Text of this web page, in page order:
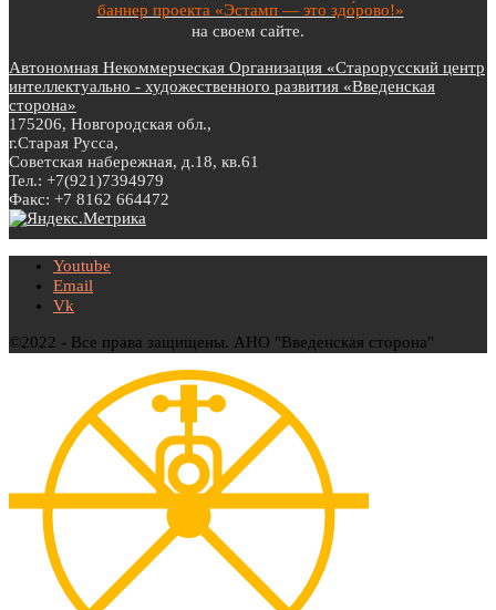
баннер проекта «Эстамп — это здо́рово!»
на своем сайте.
Автономная Некоммерческая Организация «Старорусский центр
интеллектуально - художественного развития «Введенская
сторона»
175206, Новгородская обл.,
г.Старая Русса,
Советская набережная, д.18, кв.61
Тел.: +7(921)7394979
Факс: +7 8162 664472
Youtube
Email
Vk
©2022 - Все права защищены. АНО "Введенская сторона"